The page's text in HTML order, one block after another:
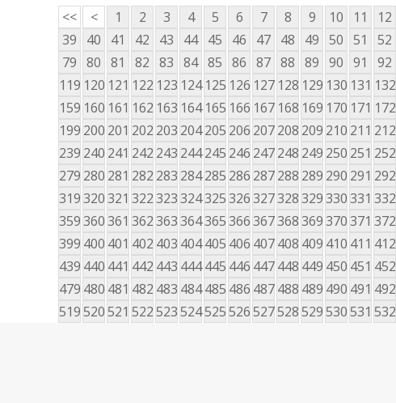
<< < 1 2 3 4 5 6 7 8 9 10 11 12
39
40 41 42 43 44 45 46 47 48 49 50 51 52
79 80 81 82 83 84 85 86 87 88 89 90 91 92
119 120 121 122 123 124 125 126 127 128 129 130 131 132
159 160 161 162 163 164 165 166 167 168 169 170 171 172
199 200 201 202 203 204205 206 207208 209 210 211 212
239 240 241 242 243 244245 246 247248 249 250 251 252
279 280 281 282 283 284285 286 287288 289 290 291 292
319320321 322323324325326327328329330331 332
359360361 362363364365366367368369370371 372
399 400 401 402 403 404405 406 407408 409 410 411 412
439 440 441 442 443 444445 446 447448 449 450 451 452
479 480 481 482 483 484485 486 487488 489 490 491 492
519520521 522523524525526527528529530531 532